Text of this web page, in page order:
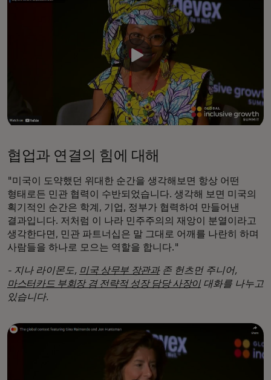
협업과 연결의 힘에 대해
"미국이 도약했던 위대한 순간을 생각해보면 항상 어떤
형태로든 민관 협력이 수반되었습니다. 생각해 보면 미국의
획기적인 순간은 학계, 기업, 정부가 협력하여 만들어낸
결과입니다. 저처럼 이 나라 민주주의의 재앙이 분열이라고
생각한다면, 민관 파트너십은 말 그대로 어깨를 나란히 하며
사람들을 하나로 모으는 역할을 합니다."
- 지나 라이몬도, 미국 상무부 장관과존 헌츠먼 주니어,
마스터카드 부회장 겸 전략적 성장 담당 사장이 대화를 나누고
있습니다.